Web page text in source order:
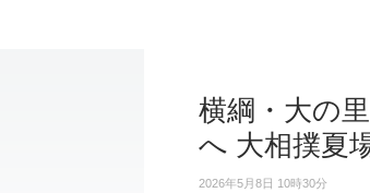
横綱・大の
へ 大相撲夏
2026年5月8日 10時30分